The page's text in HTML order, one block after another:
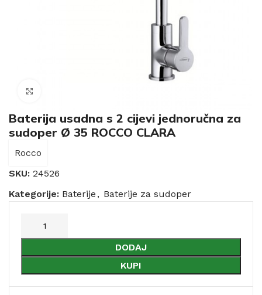
Baterija usadna s 2 cijevi jednoručna za
sudoper Ø 35 ROCCO CLARA
Rocco
SKU: 24526
Kategorije: Baterije , Baterije za sudoper
DODAJ
KUPI